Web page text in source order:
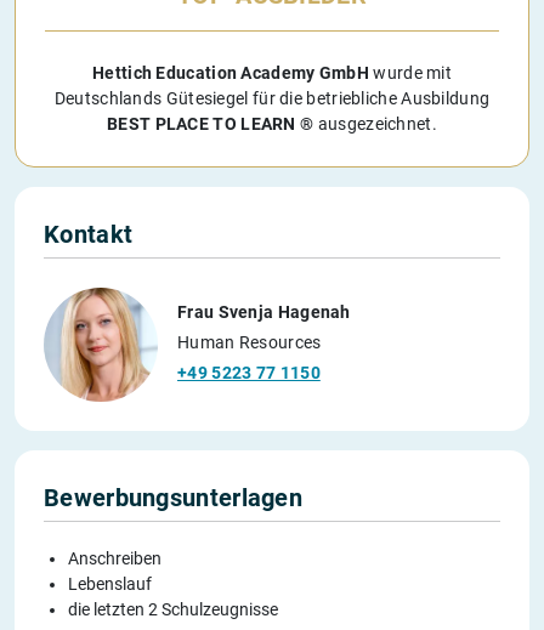
Hettich Education Academy GmbH wurde mit
Deutschlands Gütesiegel für die betriebliche Ausbildung
BEST PLACE TO LEARN ® ausgezeichnet.
Kontakt
Frau Svenja Hagenah
Human Resources
+49 5223 77 1150
Bewerbungsunterlagen
Anschreiben
Lebenslauf
die letzten 2 Schulzeugnisse